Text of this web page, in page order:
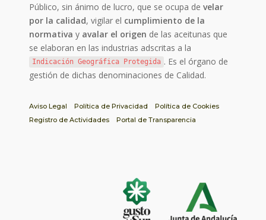
Público, sin ánimo de lucro, que se ocupa develar
por la calidad, vigilar el cumplimiento de la
normativa y avalar el origen de las aceitunas que
se elaboran en las industrias adscritas a la
Indicación Geográfica Protegida . Es el órgano de
gestión de dichas denominaciones de Calidad.
Aviso Legal Política de Privacidad
Política de Cookies
Registro de Actividades
Portal de Transparencia